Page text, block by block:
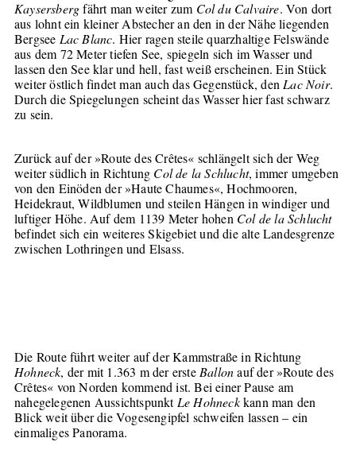
Kaysersbergfährt man weiter zum Col du Calvaire. Von dort
aus lohnt ein kleiner Abstecher an den in der Nähe liegenden
Bergsee Lac Blanc. Hier ragen steile quarzhaltige Felswände
aus dem 72 Meter tiefen See, spiegeln sich im Wasser und
lassen den See klar und hell, fast weiß erscheinen. Ein Stück
weiter östlich findet man auch das Gegenstück, den Lac Noir.
Durch die Spiegelungen scheint das Wasser hier fast schwarz
zu sein.
Zurück auf der »Route des Crêtes« schlängelt sich der Weg
weiter südlich in Richtung Col de la Schlucht, immer umgeben
von den Einöden der »Haute Chaumes«, Hochmooren,
Heidekraut, Wildblumen und steilen Hängen in windiger und
luftiger Höhe. Auf dem 1139 Meter hohen Col de la Schlucht
befindet sich ein weiteres Skigebiet und die alte Landesgrenze
zwischen Lothringen und Elsass.
Die Route führt weiter auf der Kammstraße in Richtung
Hohneck, der mit 1.363 m der erste Ballonauf der »Route des
Crêtes« von Norden kommend ist. Bei einer Pause am
nahegelegenen Aussichtspunkt Le Hohneckkann man den
Blick weit über die Vogesengipfel schweifen lassen – ein
einmaliges Panorama.